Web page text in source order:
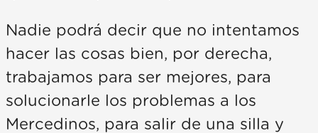
Nadie podrá decir que no intentamos
hacer las cosas bien, por derecha,
trabajamos para ser mejores, para
solucionarle los problemas a los
Mercedinos, para salir de una silla y